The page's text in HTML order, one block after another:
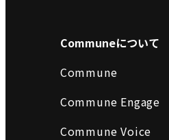
Communeについて
Commune
Commune Engage
Commune Voice